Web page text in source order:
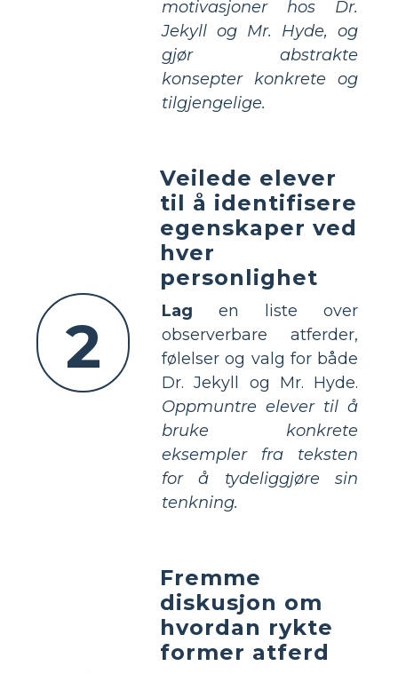
motivasjoner hos Dr.
Jekyll og Mr. Hyde, og
gjør abstrakte
konsepter konkrete og
tilgjengelige.
2
Veilede elever
til å identifisere
egenskaper ved
hver
personlighet
Lag en liste over
observerbare atferder,
følelser og valg for både
Dr. Jekyll og Mr. Hyde.
Oppmuntre elever til å
bruke konkrete
eksempler fra teksten
for å tydeliggjøre sin
tenkning.
Fremme
diskusjon om
hvordan rykte
former atferd